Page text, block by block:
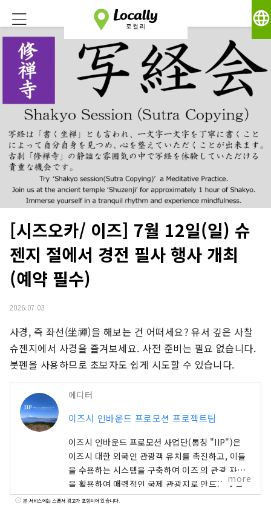
language
[시즈오카/ 이즈] 7월 12일(일) 슈
젠지 절에서 경전 필사 행사 개최
(예약 필수)
2026.07.03
사경, 즉 좌선(坐禪)을 해보는 건 어떠세요? 유서 깊은 사찰
슈젠지에서 사경을 즐겨보세요. 사전 준비는 필요 없습니다.
붓펜을 사용하므로 초보자도 쉽게 시도할 수 있습니다.
에디터
이즈시 인바운드 프로모션 프로젝트팀
이즈시 인바운드 프로모션 사업단(통칭 "IIP")은
이즈시 대한 외국인 관광객 유치를 촉진하고, 이들
을 수용하는 시스템을 구축하여 이즈 의 관광 자원
을 활용하여 매력적인 국제 관광지로 만드는 것을
목표로 설립된 조직입니다. 이즈시 풍부한 자연과
more
본 서비스에는 스폰서 광고가 포함되어 있습니다.